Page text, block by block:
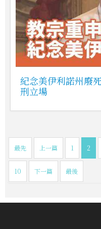
紀念美伊利諾州廢
刑立場
最先 上一篇 1 2
10 下一篇 最後